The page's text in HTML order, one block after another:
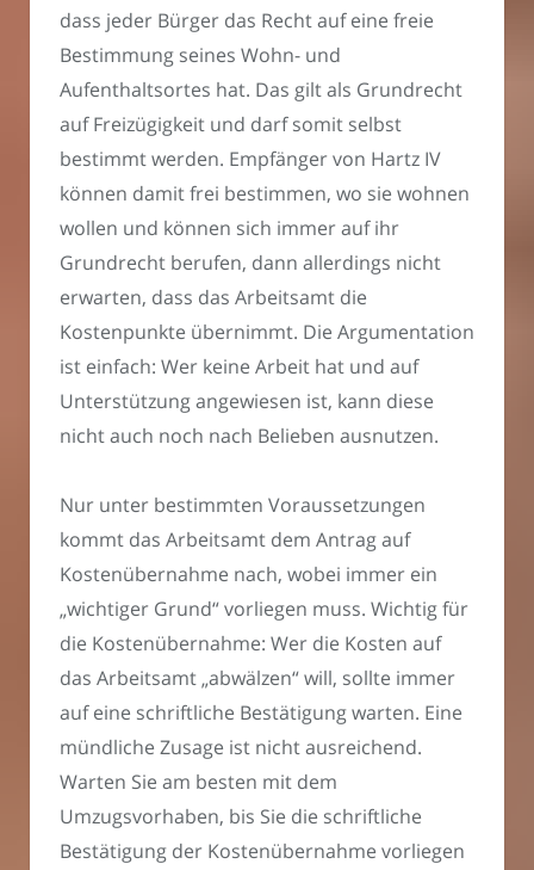
dass jeder Bürger das Recht auf eine freie
Bestimmung seines Wohn- und
Aufenthaltsortes hat. Das gilt als Grundrecht
auf Freizügigkeit und darf somit selbst
bestimmt werden. Empfänger von Hartz IV
können damit frei bestimmen, wo sie wohnen
wollen und können sich immer auf ihr
Grundrecht berufen, dann allerdings nicht
erwarten, dass das Arbeitsamt die
Kostenpunkte übernimmt. Die Argumentation
ist einfach: Wer keine Arbeit hat und auf
Unterstützung angewiesen ist, kann diese
nicht auch noch nach Belieben ausnutzen.
Nur unter bestimmten Voraussetzungen
kommt das Arbeitsamt dem Antrag auf
Kostenübernahme nach, wobei immer ein
„wichtiger Grund“ vorliegen muss. Wichtig für
die Kostenübernahme: Wer die Kosten auf
das Arbeitsamt „abwälzen“ will, sollte immer
auf eine schriftliche Bestätigung warten. Eine
mündliche Zusage ist nicht ausreichend.
Warten Sie am besten mit dem
Umzugsvorhaben, bis Sie die schriftliche
Bestätigung der Kostenübernahme vorliegen